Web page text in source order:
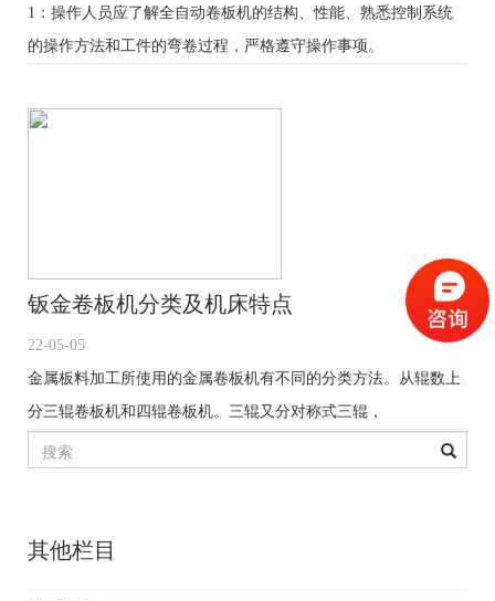
1：操作人员应了解全自动卷板机的结构、性能、熟悉控制系统
的操作方法和工件的弯卷过程，严格遵守操作事项。
钣金卷板机分类及机床特点
22-05-05
金属板料加工所使用的金属卷板机有不同的分类方法。从辊数上
分三辊卷板机和四辊卷板机。三辊又分对称式三辊，
其他栏目